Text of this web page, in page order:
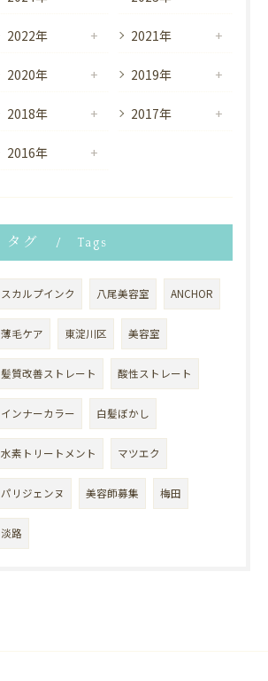
2022年 2021年
2020年 2019年
2018年 2017年
2016年
タグ Tags
スカルプインク 八尾美容室 ANCHOR
薄毛ケア 東淀川区 美容室
髪質改善ストレート 酸性ストレート
インナーカラー 白髪ぼかし
水素トリートメント マツエク
パリジェンヌ 美容師募集 梅田
淡路